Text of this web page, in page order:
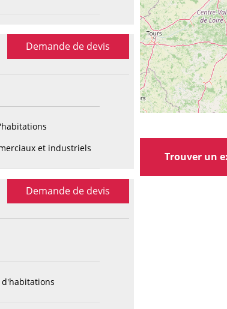
Demande de devis
et industriels
Demande de devis
Trouver un